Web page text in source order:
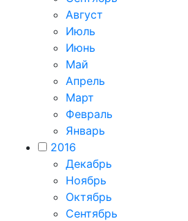
Август
Июль
Июнь
Май
Апрель
Март
Февраль
Январь
2016
Декабрь
Ноябрь
Октябрь
Сентябрь